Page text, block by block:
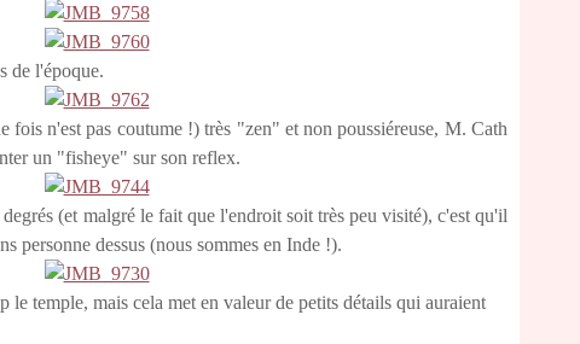
de l'époque.
fois n'est pas coutume !) très "zen" et non poussiéreuse, M. Cath
un "fisheye" sur son reflex.
(et malgré le fait que l'endroit soit très peu visité), c'est qu'il
personne dessus (nous sommes en Inde !).
le temple, mais cela met en valeur de petits détails qui auraient